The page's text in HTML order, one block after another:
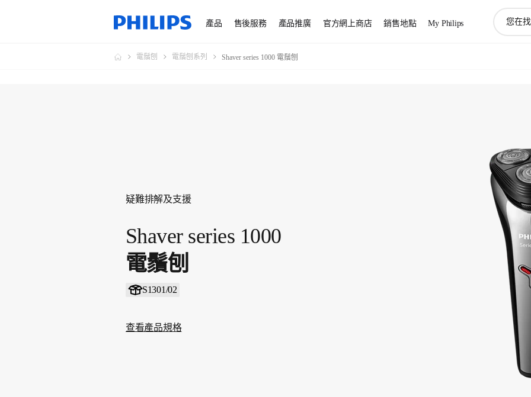
產品 售後服務 產品推廣 官方網上商店 銷售地點 My Philips
電鬚刨 電鬚刨系列 Shaver series 1000 電鬚刨
疑難排解及支援
Shaver series 1000
電鬚刨
S1301/02
查看產品規格